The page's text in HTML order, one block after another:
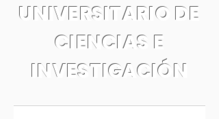
UNIVERSITARIO DE
CIENCIAS E
INVESTIGACIÓN